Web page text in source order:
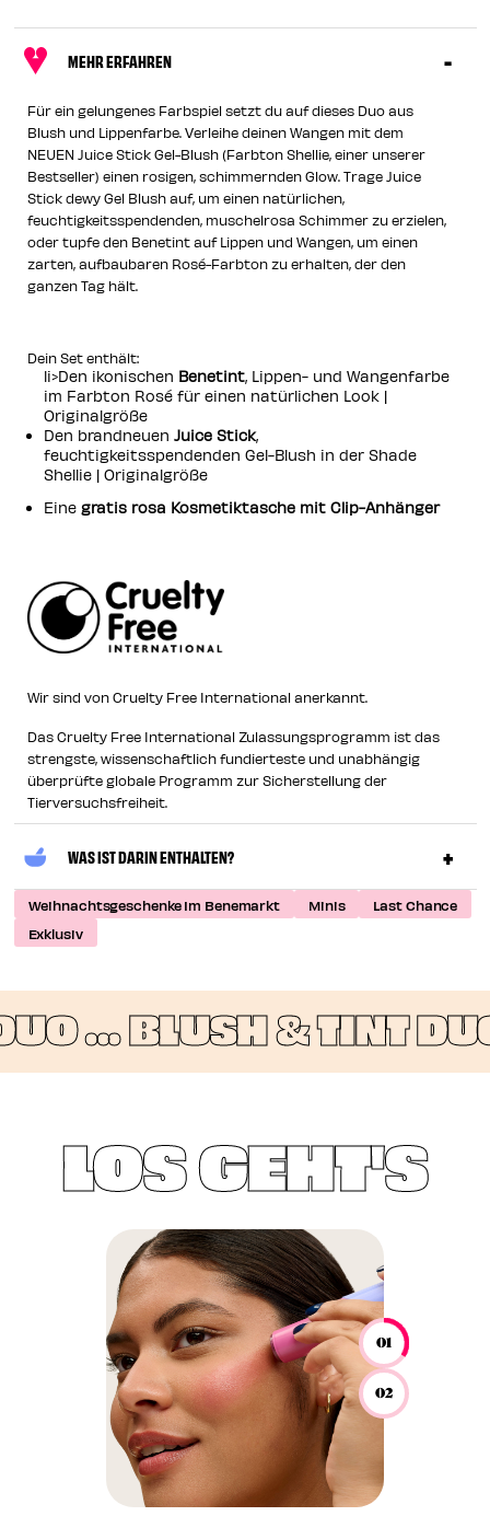
MEHR ERFAHREN
Für ein gelungenes Farbspiel setzt du auf dieses Duo aus
Blush und Lippenfarbe. Verleihe deinen Wangen mit dem
NEUEN Juice Stick Gel-Blush (Farbton Shellie, einer unserer
Bestseller) einen rosigen, schimmernden Glow. Trage Juice
Stick dewy Gel Blush auf, um einen natürlichen,
feuchtigkeitsspendenden, muschelrosa Schimmer zu erzielen,
oder tupfe den Benetint auf Lippen und Wangen, um einen
zarten, aufbaubaren Rosé-Farbton zu erhalten, der den
ganzen Tag hält.
Dein Set enthält:
li>Den ikonischen Benetint, Lippen- und Wangenfarbe
im Farbton Rosé für einen natürlichen Look |
Originalgröße
Den brandneuenJuice Stick,
feuchtigkeitsspendenden Gel-Blush in der Shade
Shellie | Originalgröße
Einegratis rosa Kosmetiktasche mit Clip-Anhänger
Wir sind von Cruelty Free International anerkannt.
Das Cruelty Free International Zulassungsprogramm ist das
strengste, wissenschaftlich fundierteste und unabhängig
überprüfte globale Programm zur Sicherstellung der
Tierversuchsfreiheit.
WAS IST DARIN ENTHALTEN?
Weihnachtsgeschenke Im Benemarkt Minis
Last Chance
Exklusiv
...BLUSH & TINT
LOS GEHT'S
01
02